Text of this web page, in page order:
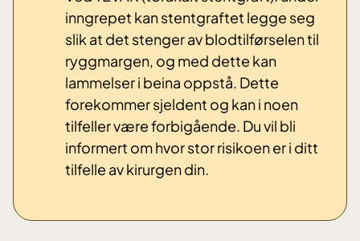
inngrepet kan stentgraftet legge seg
slik at det stenger av blodtilførselen til
ryggmargen, og med dette kan
lammelser i beina oppstå. Dette
forekommer sjeldent og kan i noen
tilfeller være forbigående. Du vil bli
informert om hvor stor risikoen er i ditt
tilfelle av kirurgen din.